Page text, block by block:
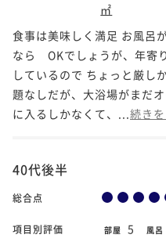
㎡
食事は美味しく満足 お風呂
なら OKでしょうが、年寄
しているので ちょっと厳し
題なしだが、大浴場がまだ
に入るしかなくて、... 続き
40代後半
総合点
項目別評価 部屋 5 風呂